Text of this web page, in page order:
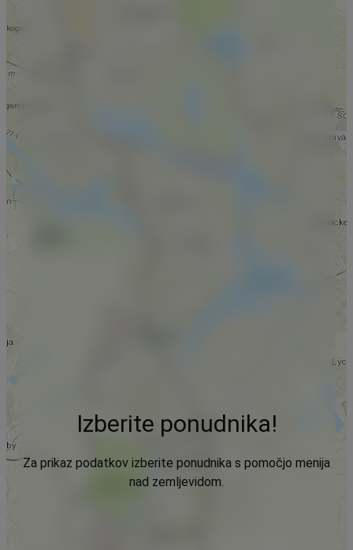
Izberite ponudnika!
Za prikaz podatkov izberite ponudnika s pomočjo menija
nad zemljevidom.